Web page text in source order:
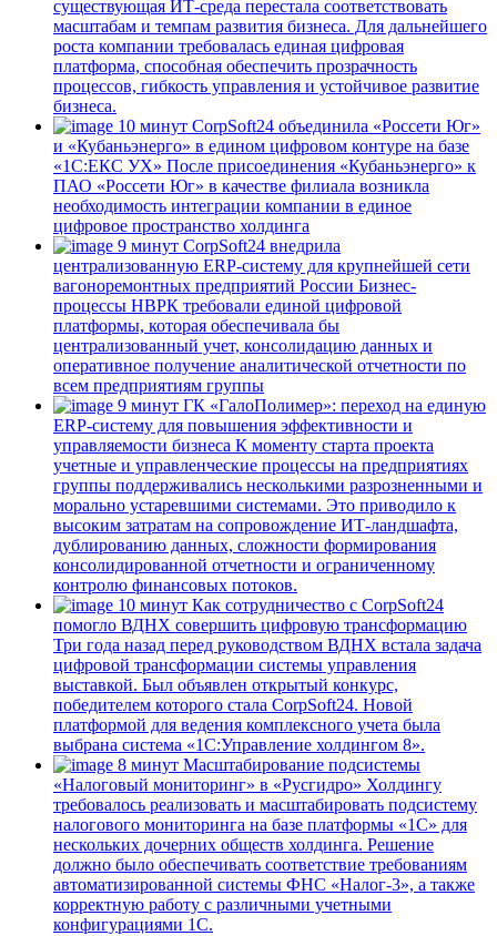
существующая ИТ-среда перестала соответствовать
масштабам и темпам развития бизнеса. Для дальнейшего
роста компании требовалась единая цифровая
платформа, способная обеспечить прозрачность
процессов, гибкость управления и устойчивое развитие
бизнеса.
10 минут CorpSoft24 объединила «Россети Юг»
и «Кубаньэнерго» в едином цифровом контуре на базе
«1С:ЕКС УХ» После присоединения «Кубаньэнерго» к
ПАО «Россети Юг» в качестве филиала возникла
необходимость интеграции компании в единое
цифровое пространство холдинга
9 минут CorpSoft24 внедрила
централизованную ERP-систему для крупнейшей сети
вагоноремонтных предприятий России Бизнес-
процессы НВРК требовали единой цифровой
платформы, которая обеспечивала бы
централизованный учет, консолидацию данных и
оперативное получение аналитической отчетности по
всем предприятиям группы
9 минут ГК «ГалоПолимер»: переход на единую
ERP-систему для повышения эффективности и
управляемости бизнеса К моменту старта проекта
учетные и управленческие процессы на предприятиях
группы поддерживались несколькими разрозненными и
морально устаревшими системами. Это приводило к
высоким затратам на сопровождение ИТ-ландшафта,
дублированию данных, сложности формирования
консолидированной отчетности и ограниченному
контролю финансовых потоков.
10 минут Как сотрудничество с CorpSoft24
помогло ВДНХ совершить цифровую трансформацию
Три года назад перед руководством ВДНХ встала задача
цифровой трансформации системы управления
выставкой. Был объявлен открытый конкурс,
победителем которого стала CorpSoft24. Новой
платформой для ведения комплексного учета была
выбрана система «1С:Управление холдингом 8».
8 минут Масштабирование подсистемы
«Налоговый мониторинг» в «Русгидро» Холдингу
требовалось реализовать и масштабировать подсистему
налогового мониторинга на базе платформы «1С» для
нескольких дочерних обществ холдинга. Решение
должно было обеспечивать соответствие требованиям
автоматизированной системы ФНС «Налог-3», а также
корректную работу с различными учетными
конфигурациями 1С.